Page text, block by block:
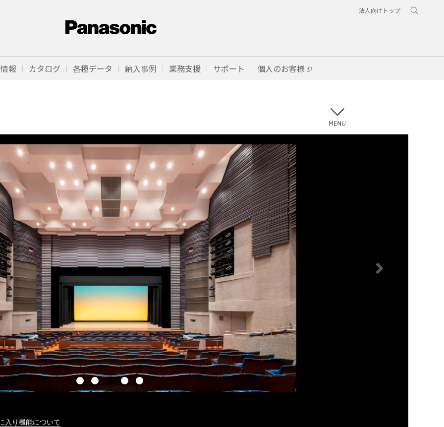
法人向けトップ
報 カタログ 各種データ 納入事例 業務支援 サポート 個人のお客様
入り機能について